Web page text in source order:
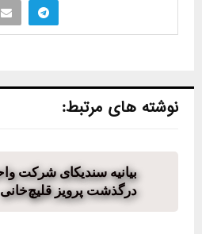
نوشته های مرتبط:
بیانیه سندیکای شرکت
درگذشت پرویز قلیچ‌خانی